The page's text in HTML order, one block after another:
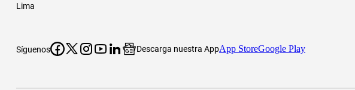
Lima
Síguenos Descarga nuestra AppApp StoreGoogle Play